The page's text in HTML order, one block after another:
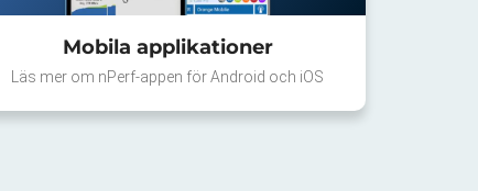
Mobila applikationer
Läs mer om nPerf-appen för Android och iOS